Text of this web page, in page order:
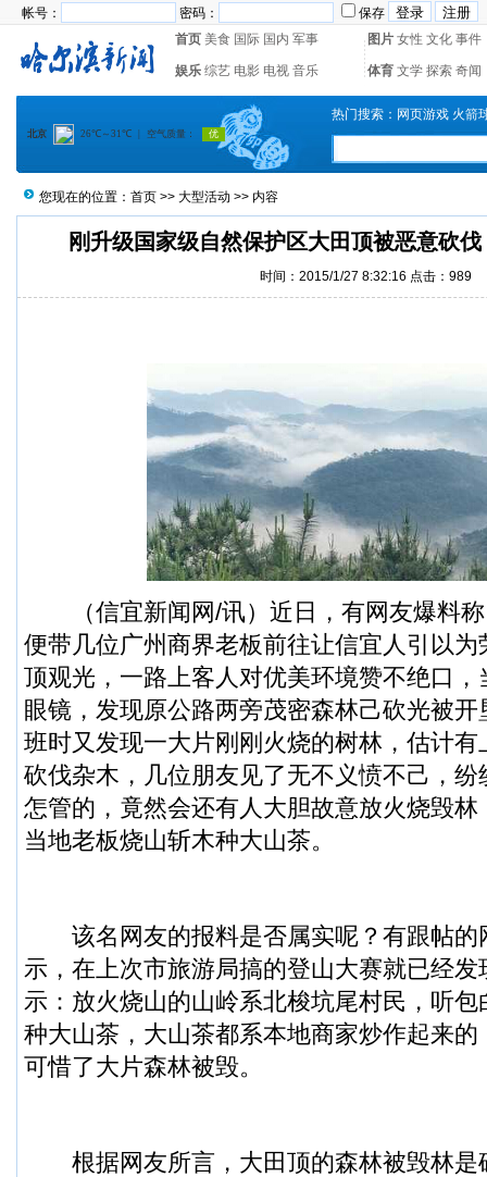
帐号： 密码：
保存
首页 美食 国际 国内 军事 图片 女性 文化 事件
娱乐 综艺 电影 电视 音乐 体育 文学 探索 奇闻
热门搜索： 网页游戏 火箭
您现在的位置： 首页 >> 大型活动 >> 内容
刚升级国家级自然保护区大田顶被恶意砍
时间：2015/1/27 8:32:16 点击： 989
（信宜新闻 网/讯）近日，有网友爆料
便带几位广州商界老板前往让信宜人引以
顶观光，一路上客人对优美环境赞不绝口
眼镜，发现原公路两旁茂密森林己砍光被
班时又发现一大片刚刚火烧的树林，估计
砍伐杂木，几位朋友见了无不义愤不己，
怎管的，竟然会还有人大胆故意放火烧毁
当地老板烧山斩木种大山茶。
该名网友的报料是否属实呢？有跟帖的
示，在上次市旅游局搞的登山大赛就已经发
示：放火烧山的山岭系北梭坑尾村民，听
种大山茶，大山茶都系本地商家炒作起来
可惜了大片森林被毁。
根据网友所言，大田顶的森林被毁林是